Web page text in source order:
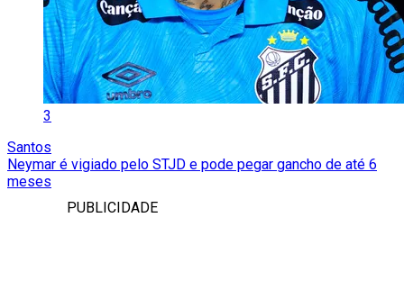
3
Santos
Neymar é vigiado pelo STJD e pode pegar gancho de até 6
meses
PUBLICIDADE